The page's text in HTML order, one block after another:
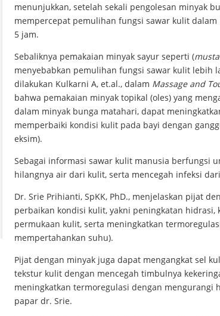
menunjukkan, setelah sekali pengolesan minyak
mempercepat pemulihan fungsi sawar kulit
5 jam.
Sebaliknya pemakaian minyak sayur seperti (
menyebabkan pemulihan fungsi sawar kulit lebih
dilakukan Kulkarni A, et.al., dalam Massage and
bahwa pemakaian minyak topikal (oles) yang
dalam minyak bunga matahari, dapat
memperbaiki kondisi kulit pada bayi dengan
eksim).
Sebagai informasi sawar kulit manusia berfungsi
hilangnya air dari kulit, serta mencegah infeksi
Dr. Srie Prihianti, SpKK, PhD., menjelaskan pijat
perbaikan kondisi kulit, yakni peningkatan hidrasi,
permukaan kulit, serta meningkatkan
mempertahankan suhu).
Pijat dengan minyak juga dapat mengangkat sel
tekstur kulit dengan mencegah timbulnya
meningkatkan termoregulasi dengan mengurangi
papar dr. Srie.